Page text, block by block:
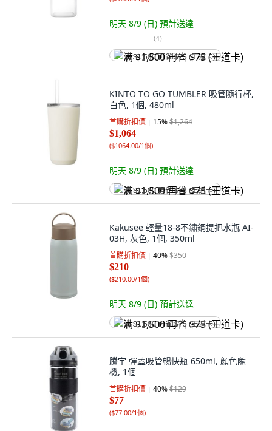
明天 8/9 (日) 預計送達
(4)
满 $1,500 再省 $75 (王道卡)
KINTO TO GO TUMBLER 吸管隨行杯,
白色, 1個, 480ml
首購折扣價 15%$1,264
$1,064
($1064.00/1個)
明天 8/9 (日) 預計送達
满 $1,500 再省 $75 (王道卡)
Kakusee 輕量18-8不鏽鋼提把水瓶 AI-
03H, 灰色, 1個, 350ml
首購折扣價 40%$350
$210
($210.00/1個)
明天 8/9 (日) 預計送達
满 $1,500 再省 $75 (王道卡)
騰宇 彈蓋吸管暢快瓶 650ml, 顏色隨
機, 1個
首購折扣價 40%$129
$77
($77.00/1個)